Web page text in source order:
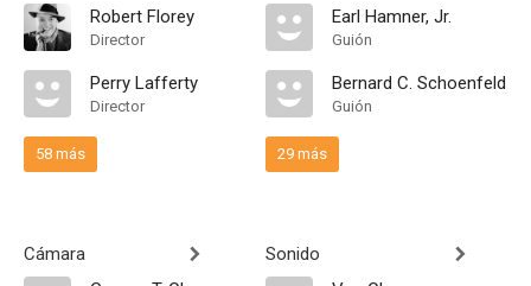
Robert Florey
Director
Perry Lafferty
Director
58 más
Cámara
Earl Hamner, Jr.
Guión
Bernard C. Schoenfeld
Guión
29 más
Sonido